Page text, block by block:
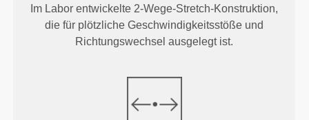
Im Labor entwickelte 2-Wege-Stretch-Konstruktion,
die für plötzliche Geschwindigkeitsstöße und
Richtungswechsel ausgelegt ist.